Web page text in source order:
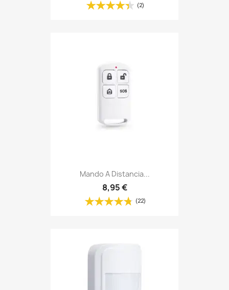
(2)
Mando A Distancia...
8,95 €
(22)